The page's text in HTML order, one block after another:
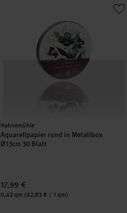
Hersteller:
Hahnemühle
Aquarellpapier rund in Metallbox
Ø13cm 30 Blatt
17,99 €
Inhalt:
0,42 qm (42,83 € / 1 qm)